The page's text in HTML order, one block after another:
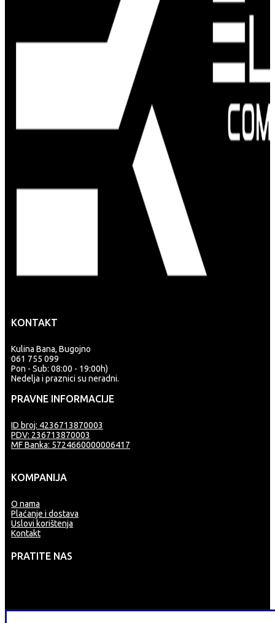
KONTAKT
Kulina Bana, Bugojno
061 755 099
Pon - Sub: 08:00 - 19:00h)
Nedelja i praznici su neradni.
PRAVNE INFORMACIJE
ID broj: 4236713870003
PDV: 236713870003
MF Banka: 5724660000006417
KOMPANIJA
O nama
Plaćanje i dostava
Uslovi korištenja
Kontakt
PRATITE NAS